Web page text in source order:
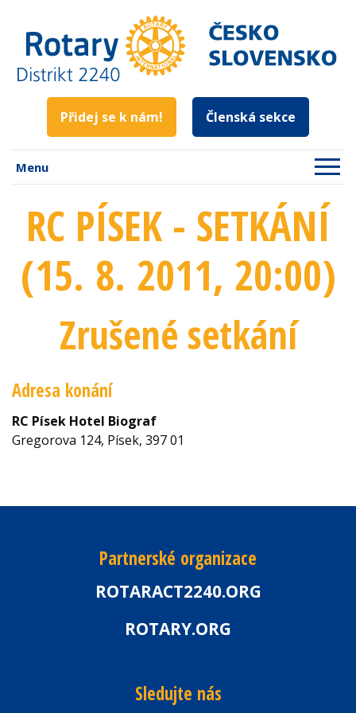
Přidej se k nám! Členská sekce
Menu
RC PÍSEK - SETKÁNÍ
(15. 8. 2011, 20:00)
Zrušené setkání
Adresa konání
RC Písek Hotel Biograf
Gregorova 124, Písek, 397 01
Partnerské organizace
ROTARACT2240.ORG
ROTARY.ORG
Sledujte nás